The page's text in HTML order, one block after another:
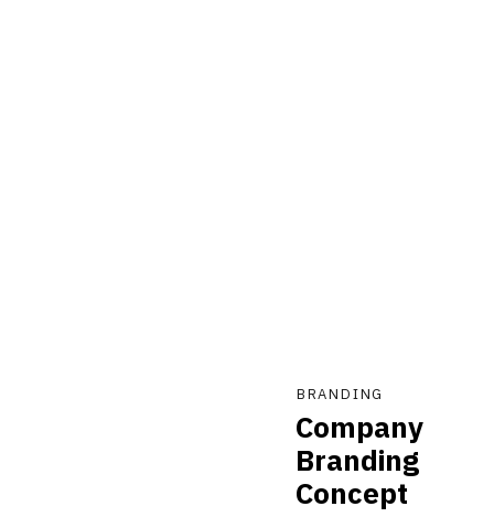
BRANDING
Company
Branding
Concept